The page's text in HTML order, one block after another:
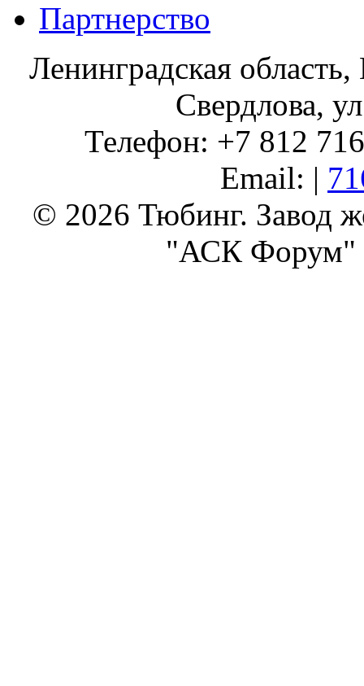
Партнерство
Ленинградская
Свердлова,
Телефон: +7 812
Email: |
© 2026 Тюбинг. Завод
"АСК Форум"